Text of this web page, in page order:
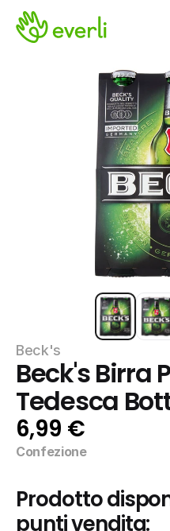
Beck's
Beck's Birra
Tedesca
6,99 €
Confezione
Prodotto
punti vendita: